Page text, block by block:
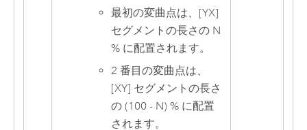
最初の変曲点は、[YX]
セグメントの長さの N
% に配置されます。
2 番目の変曲点は、
[XY] セグメントの長さ
の (100 - N) % に配置
されます。